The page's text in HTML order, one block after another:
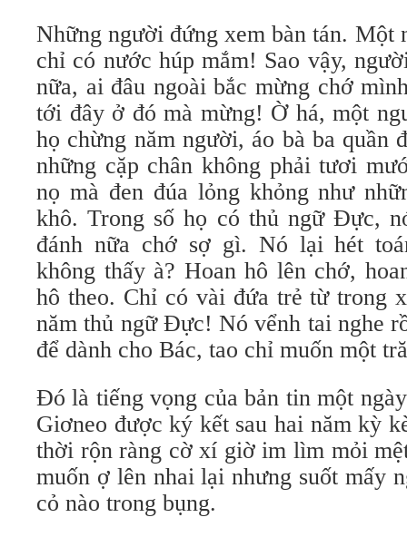
Những người đứng xem bàn tán. Một
chỉ có nước húp mắm! Sao vậy,
nữa, ai đâu ngoài bắc mừng chớ
tới đây ở đó mà mừng! Ờ há, một
họ chừng năm người, áo bà ba quần
những cặp chân không phải tươi
nọ mà đen đúa lỏng khỏng như
khô. Trong số họ có thủ ngữ Đực,
đánh nữa chớ sợ gì. Nó lại hét
không thấy à? Hoan hô lên chớ,
hô theo. Chỉ có vài đứa trẻ từ trong
năm thủ ngữ Đực! Nó vểnh tai nghe
để dành cho Bác, tao chỉ muốn một
Đó là tiếng vọng của bản tin một
Giơneo được ký kết sau hai năm kỳ
thời rộn ràng cờ xí giờ im lìm mỏi
muốn ợ lên nhai lại nhưng suốt mấy
cỏ nào trong bụng.